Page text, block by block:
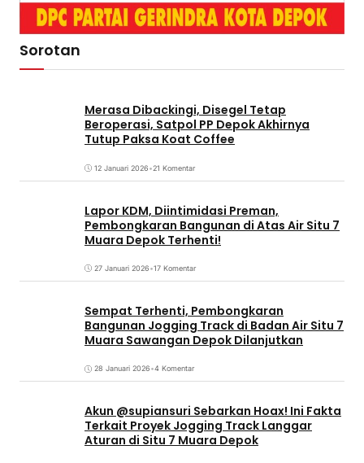
Sorotan
Merasa Dibackingi, Disegel Tetap
Beroperasi, Satpol PP Depok Akhirnya
Tutup Paksa Koat Coffee
12 Januari 2026•21 Komentar
Lapor KDM, Diintimidasi Preman,
Pembongkaran Bangunan di Atas Air Situ 7
Muara Depok Terhenti!
27 Januari 2026•17 Komentar
Sempat Terhenti, Pembongkaran
Bangunan Jogging Track di Badan Air Situ 7
Muara Sawangan Depok Dilanjutkan
28 Januari 2026•4 Komentar
Akun @supiansuri Sebarkan Hoax! Ini Fakta
Terkait Proyek Jogging Track Langgar
Aturan di Situ 7 Muara Depok